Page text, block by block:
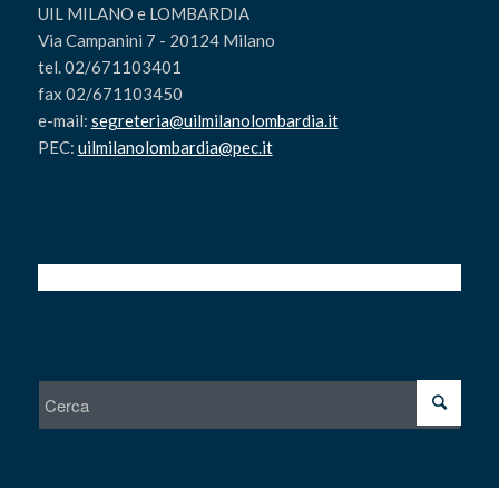
UIL MILANO e LOMBARDIA
Via Campanini 7 - 20124 Milano
tel. 02/671103401
fax 02/671103450
e-mail: segreteria@uilmilanolombardia.it
PEC: uilmilanolombardia@pec.it